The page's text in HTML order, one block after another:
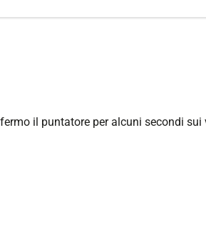
il puntatore per alcuni secondi sui